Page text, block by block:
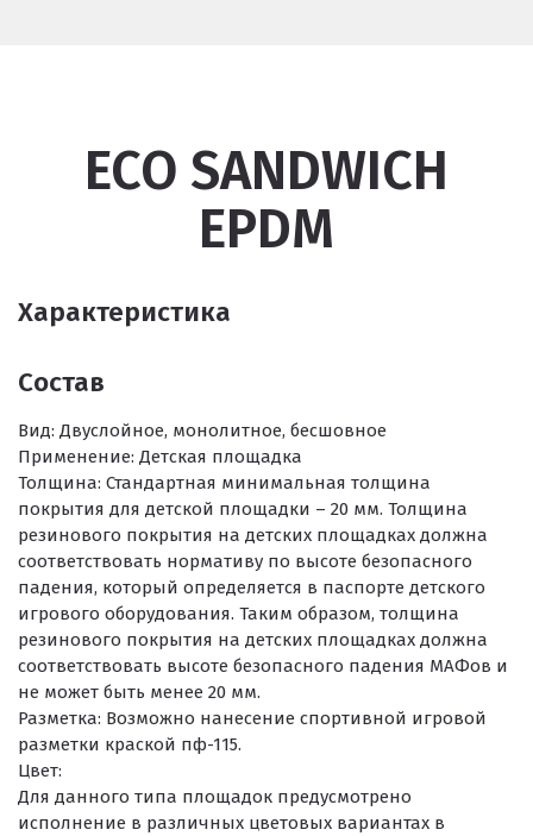
ECO SANDWICH
EPDM
Характеристика
Состав
Вид: Двуслойное, монолитное, бесшовное
Применение: Детская площадка
Толщина: Стандартная минимальная толщина
покрытия для детской площадки – 20 мм. Толщина
резинового покрытия на детских площадках должна
соответствовать нормативу по высоте безопасного
падения, который определяется в паспорте детского
игрового оборудования. Таким образом, толщина
резинового покрытия на детских площадках должна
соответствовать высоте безопасного падения МАФов и
не может быть менее 20 мм.
Разметка: Возможно нанесение спортивной игровой
разметки краской пф-115.
Цвет:
Для данного типа площадок предусмотрено
исполнение в различных цветовых вариантах в